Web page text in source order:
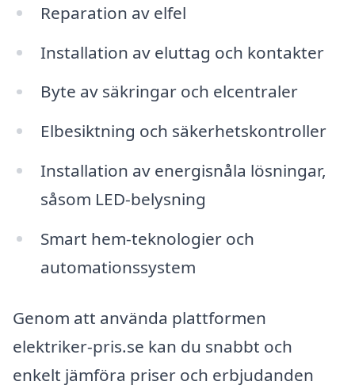
Reparation av elfel
Installation av eluttag och kontakter
Byte av säkringar och elcentraler
Elbesiktning och säkerhetskontroller
Installation av energisnåla lösningar,
såsom LED-belysning
Smart hem-teknologier och
automationssystem
Genom att använda plattformen
elektriker-pris.se kan du snabbt och
enkelt jämföra priser och erbjudanden